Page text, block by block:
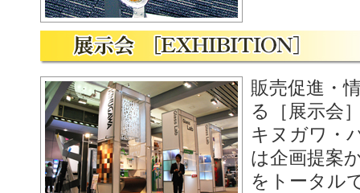
販売促進・
る［展示会
キヌガワ・
は企画提案
をトータル